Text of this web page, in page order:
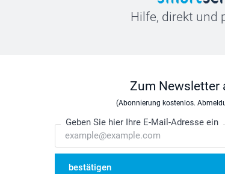
Hilfe, direkt und
Zum Newsletter
(Abonnierung kostenlos.
Geben Sie hier Ihre E-Mail-Adresse ein
bestätigen